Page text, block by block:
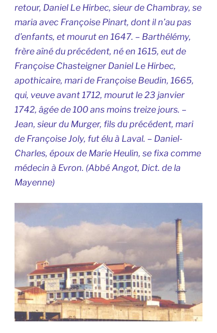
retour, Daniel Le Hirbec, sieur de Chambray, se
maria avec Françoise Pinart, dont il n’au pas
d’enfants, et mourut en 1647. – Barthélémy,
frère aîné du précédent, né en 1615, eut de
Françoise Chasteigner Daniel Le Hirbec,
apothicaire, mari de Françoise Beudin, 1665,
qui, veuve avant 1712, mourut le 23 janvier
1742, âgée de 100 ans moins treize jours. –
Jean, sieur du Murger, fils du précédent, mari
de Françoise Joly, fut élu à Laval. – Daniel-
Charles, époux de Marie Heulin, se fixa comme
médecin à Evron. (Abbé Angot, Dict. de la
Mayenne)